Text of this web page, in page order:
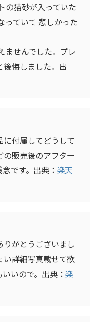
の猫砂が入っていた
っていて 悲しかった
ませんでした。プレ
後悔しました。出
付属してどうして
販売後のアフター
です。出典： 楽天
がとうございまし
い詳細写真載せて欲
いので。出典： 楽